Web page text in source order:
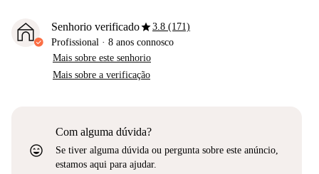
Senhorio verificadostar3.8 (171)
Profissional · 8 anos connosco
Mais sobre este senhorio
Mais sobre a verificação
sentiment_very_satisfied
Com alguma dúvida?
Se tiver alguma dúvida ou pergunta sobre este anúncio,
estamos aqui para ajudar.